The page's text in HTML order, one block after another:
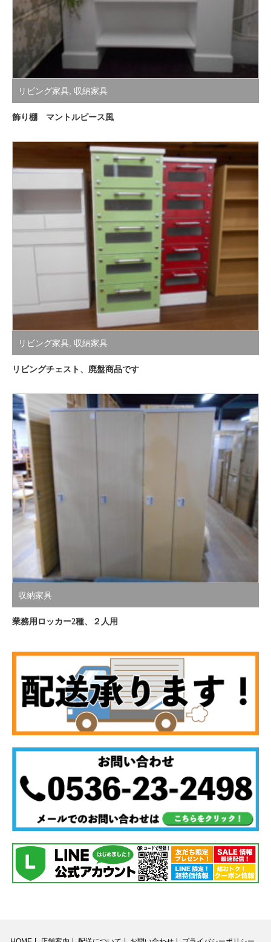
リビング家具 収納家具
飾り棚 マントルピース風
リビング家具 収納家具
リビングチェスト、廃盤商品です
収納家具
業務用ロッカー2種、２人用